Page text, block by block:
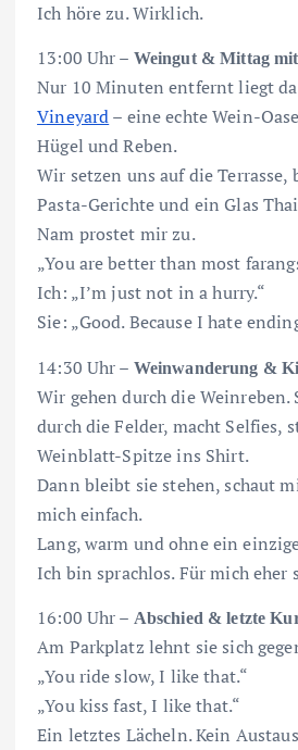
Ich höre zu. Wirklich.
13:00 Uhr – Weingut & Mittag
Nur 10 Minuten entfernt liegt
Vineyard– eine echte Wein-
Hügel und Reben.
Wir setzen uns auf die Terrasse,
Pasta-Gerichte und ein Glas
Nam prostet mir zu.
„You are better than most
Ich: „I’m just not in a hurry.“
Sie: „Good. Because I hate
14:30 Uhr – Weinwanderung &
Wir gehen durch die Weinreben.
durch die Felder, macht Selfies,
Weinblatt-Spitze ins Shirt.
Dann bleibt sie stehen, schaut
mich einfach.
Lang, warm und ohne ein
Ich bin sprachlos. Für mich eher
16:00 Uhr – Abschied & letzte
Am Parkplatz lehnt sie sich
„You ride slow, I like that.“
„You kiss fast, I like that.“
Ein letztes Lächeln. Kein